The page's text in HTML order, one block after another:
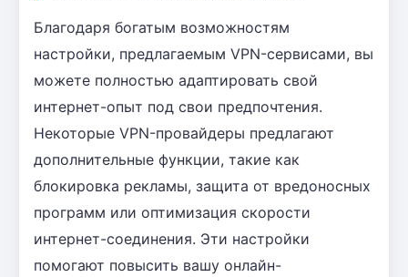
Благодаря богатым возможностям
настройки, предлагаемым VPN-сервисами, вы
можете полностью адаптировать свой
интернет-опыт под свои предпочтения.
Некоторые VPN-провайдеры предлагают
дополнительные функции, такие как
блокировка рекламы, защита от вредоносных
программ или оптимизация скорости
интернет-соединения. Эти настройки
помогают повысить вашу онлайн-